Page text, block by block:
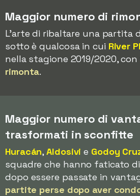
Maggior numero di
L'arte di ribaltare una partita
sotto è qualcosa in cui River
nella stagione 2019/2020, con
rimonta.
Maggior numero di
trasformati in sconfitte
Huracán,Aldosivi e Godoy
squadre che hanno faticato
dopo essere passate in
partite perse dopo aver